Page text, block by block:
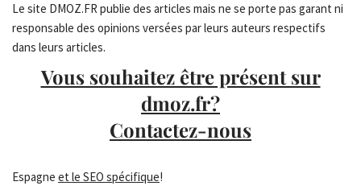
Le site DMOZ.FR publie des articles mais ne se porte pas garant ni
responsable des opinions versées par leurs auteurs respectifs
dans leurs articles.
Vous souhaitez être présent sur
dmoz.fr?
Contactez-nous
Espagne et le SEO spécifique!